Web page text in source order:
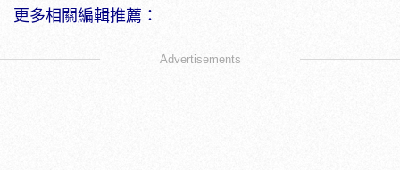
更多相關編輯推薦：
Advertisements